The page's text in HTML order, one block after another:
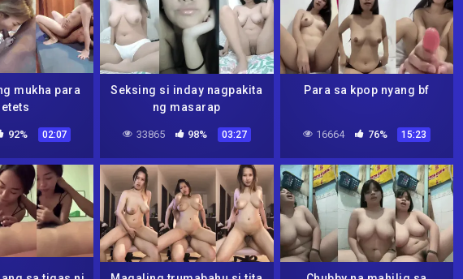
mukha para
92% 02:07
Seksing si inday nagpakita
ng masarap
33865 98% 03:27
Para sa kpop nyang bf
16664 76% 15:23